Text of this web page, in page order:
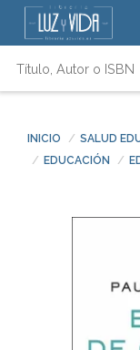
INICIO
SALUD
EDUCACIÓN